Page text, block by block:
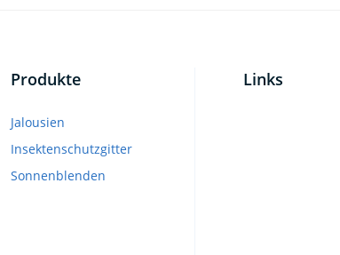
Produkte
Jalousien
Insektenschutzgitter
Sonnenblenden
Links